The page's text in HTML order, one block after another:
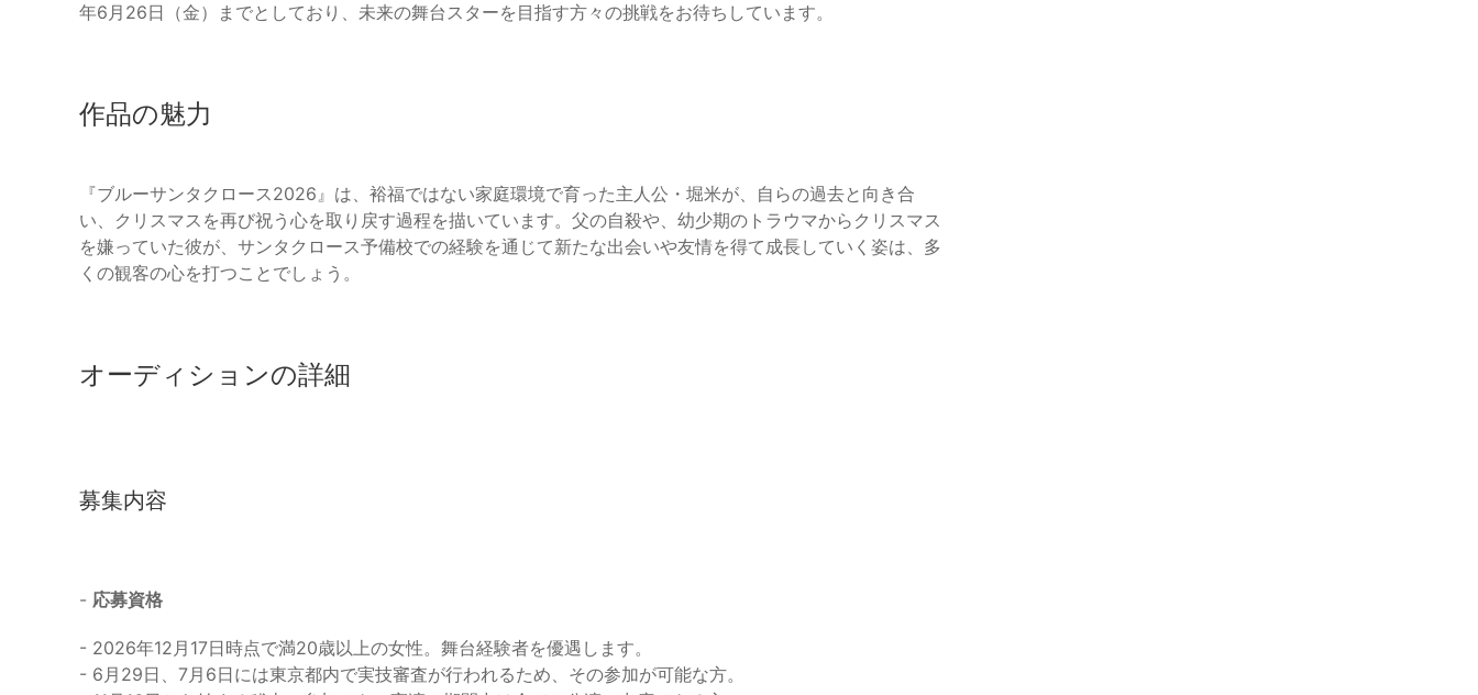
年6月26日（金）までとしており、未来の舞台スターを目指す方々の挑戦をお待ちしています。
作品の魅力
『ブルーサンタクロース2026』は、裕福ではない家庭環境で育った主人公・堀米が、自らの過去と向き合
い、クリスマスを再び祝う心を取り戻す過程を描いています。父の自殺や、幼少期のトラウマからクリスマス
を嫌っていた彼が、サンタクロース予備校での経験を通じて新たな出会いや友情を得て成長していく姿は、多
くの観客の心を打つことでしょう。
オーディションの詳細
募集内容
- 応募資格
- 2026年12月17日時点で満20歳以上の女性。舞台経験者を優遇します。
- 6月29日、7月6日には東京都内で実技審査が行われるため、その参加が可能な方。